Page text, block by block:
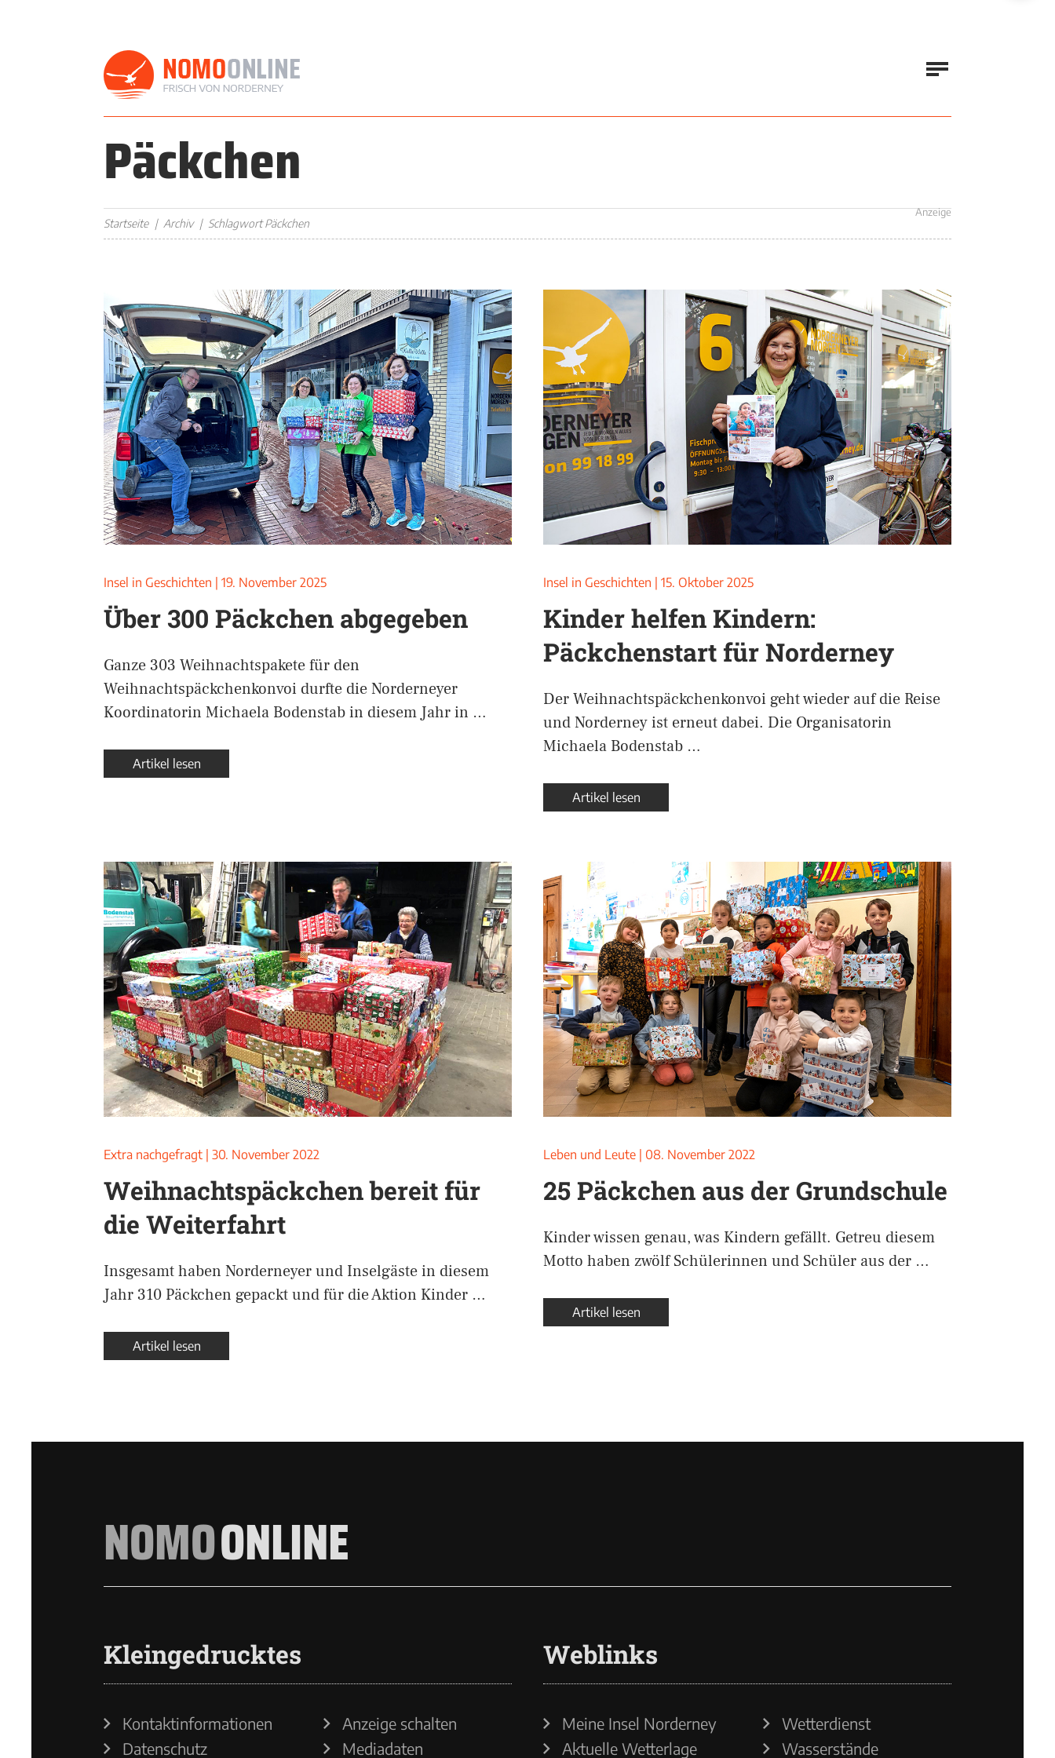
Päckchen
Startseite Archiv Schlagwort Päckchen
Insel in Geschichten 19. November 2025
Über 300 Päckchen abgegeben
Ganze 303 Weihnachtspakete für den
Weihnachtspäckchenkonvoi durfte die Norderneyer
Koordinatorin Michaela Bodenstab in diesem Jahr in …
Artikel lesen
Insel in Geschichten 15. Oktober 2025
Kinder helfen Kindern:
Päckchenstart für Norderney
Der Weihnachtspäckchenkonvoi geht wieder auf die Reise
und Norderney ist erneut dabei. Die Organisatorin
Michaela Bodenstab …
Artikel lesen
Extra nachgefragt 30. November 2022
Weihnachtspäckchen bereit für
die Weiterfahrt
Insgesamt haben Norderneyer und Inselgäste in diesem
Jahr 310 Päckchen gepackt und für die Aktion Kinder …
Artikel lesen
Leben und Leute 08. November 2022
25 Päckchen aus der Grundschule
Kinder wissen genau, was Kindern gefällt. Getreu diesem
Motto haben zwölf Schülerinnen und Schüler aus der …
Artikel lesen
Anzeige
NOMOONLINE
Kleingedrucktes
Kontaktinformationen
Datenschutz
Anzeige schalten
Mediadaten
Weblinks
Meine Insel Norderney
Aktuelle Wetterlage
Wetterdienst
Wasserstände